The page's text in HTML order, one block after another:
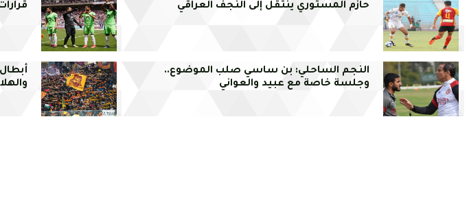
حازم المستوري ينتقل إلى النجف العراقي
النجم الساحلي: بن ساسي صلب الموضوع..
وجلسة خاصة مع عبيد والعواني
أبطال